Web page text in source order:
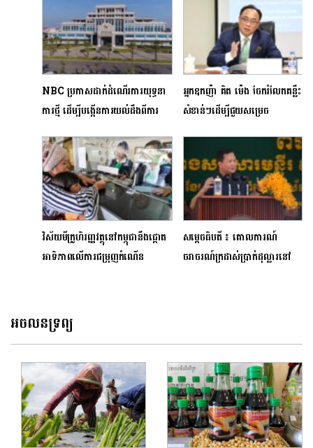
NBC ប្រកាសដាក់ដំណើរការយុទ្ធនា
ការថ្មី ដើម្បីបង្កើនការយល់ដឹងពីការ
អ្នកឧកញ៉ា គិត ម៉េង ចែករំលែកគន្លឹះ
សំខាន់ៗដើម្បីជួយសម្រេច
វិស័យមីក្រូហិរញ្ញវត្ថុនៅកម្ពុជានឹងផ្តោត
អាទិភាពលើការជម្រុញកំណើន
សម្តេចធិបតី ៖ គោលការណ៍
ចរាចរណ៍ក្រដាស់ប្រាក់ដុល្លារនៅ
អចលនទ្រព្យ